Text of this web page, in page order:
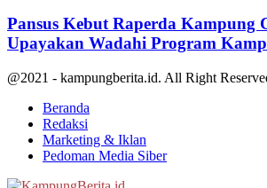
Pansus Kebut Raperda Kampung
Upayakan Wadahi Program
@2021 - kampungberita.id. All Right
Beranda
Redaksi
Marketing & Iklan
Pedoman Media Siber